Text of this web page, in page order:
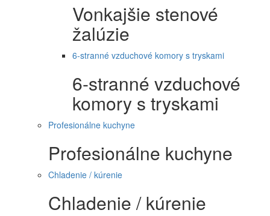
Vonkajšie stenové
žalúzie
6-stranné vzduchové komory s tryskami
6-stranné vzduchové
komory s tryskami
Profesionálne kuchyne
Profesionálne kuchyne
Chladenie / kúrenie
Chladenie / kúrenie